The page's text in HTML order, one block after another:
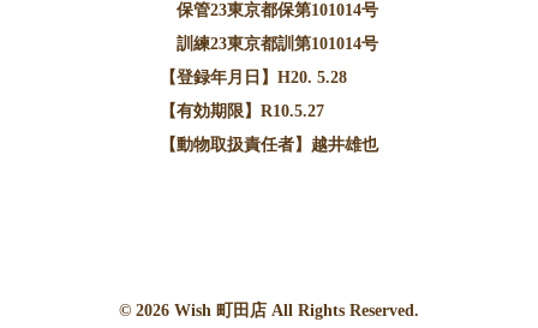
保管23東京都保第101014号
訓練23東京都訓第101014号
【登録年月日】H20. 5.28
【有効期限】R10.5.27
【動物取扱責任者】越井雄也
© 2026 Wish 町田店 All Rights Reserved.